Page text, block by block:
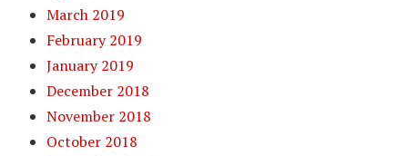
March 2019
February 2019
January 2019
December 2018
November 2018
October 2018